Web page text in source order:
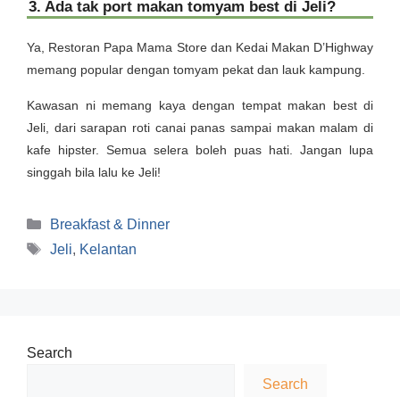
3. Ada tak port makan tomyam best di Jeli?
Ya, Restoran Papa Mama Store dan Kedai Makan D’Highway
memang popular dengan tomyam pekat dan lauk kampung.
Kawasan ni memang kaya dengan tempat makan best di
Jeli, dari sarapan roti canai panas sampai makan malam di
kafe hipster. Semua selera boleh puas hati. Jangan lupa
singgah bila lalu ke Jeli!
Categories
Breakfast & Dinner
Tags
Jeli, Kelantan
Search
Search